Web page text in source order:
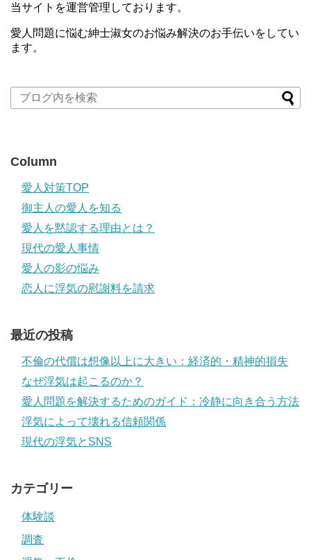
当サイトを運営管理しております。
愛人問題に悩む紳士淑女のお悩み解決のお手伝いをしてい
ます。
Column
愛人対策TOP
御主人の愛人を知る
愛人を黙認する理由とは？
現代の愛人事情
愛人の影の悩み
恋人に浮気の慰謝料を請求
最近の投稿
不倫の代償は想像以上に大きい：経済的・精神的損失
なぜ浮気は起こるのか？
愛人問題を解決するためのガイド：冷静に向き合う方法
浮気によって壊れる信頼関係
現代の浮気とSNS
カテゴリー
体験談
調査